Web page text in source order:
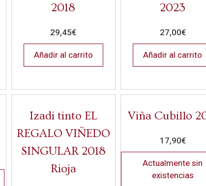
2018
29,45€
Añadir al carrito
2023
27,00€
Añadir al carrito
Izadi tinto EL
REGALO VIÑEDO
SINGULAR 2018
Rioja
Viña Cubillo
17,90€
Actualmente sin
existencias